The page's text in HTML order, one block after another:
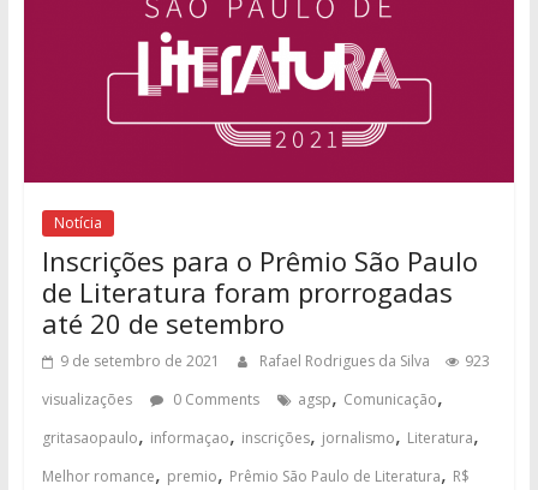
Notícia
Inscrições para o Prêmio São Paulo
de Literatura foram prorrogadas
até 20 de setembro
9 de setembro de 2021 Rafael Rodrigues da Silva
923
visualizações
0 Comments agsp, Comunicação,
gritasaopaulo, informaçao, inscrições, jornalismo, Literatura,
Melhor romance, premio, Prêmio São Paulo de Literatura, R$